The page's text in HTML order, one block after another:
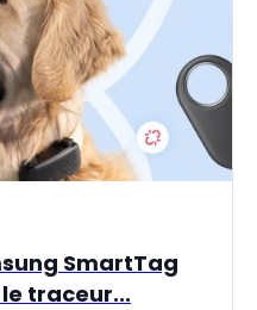
SmartTag
traceur...